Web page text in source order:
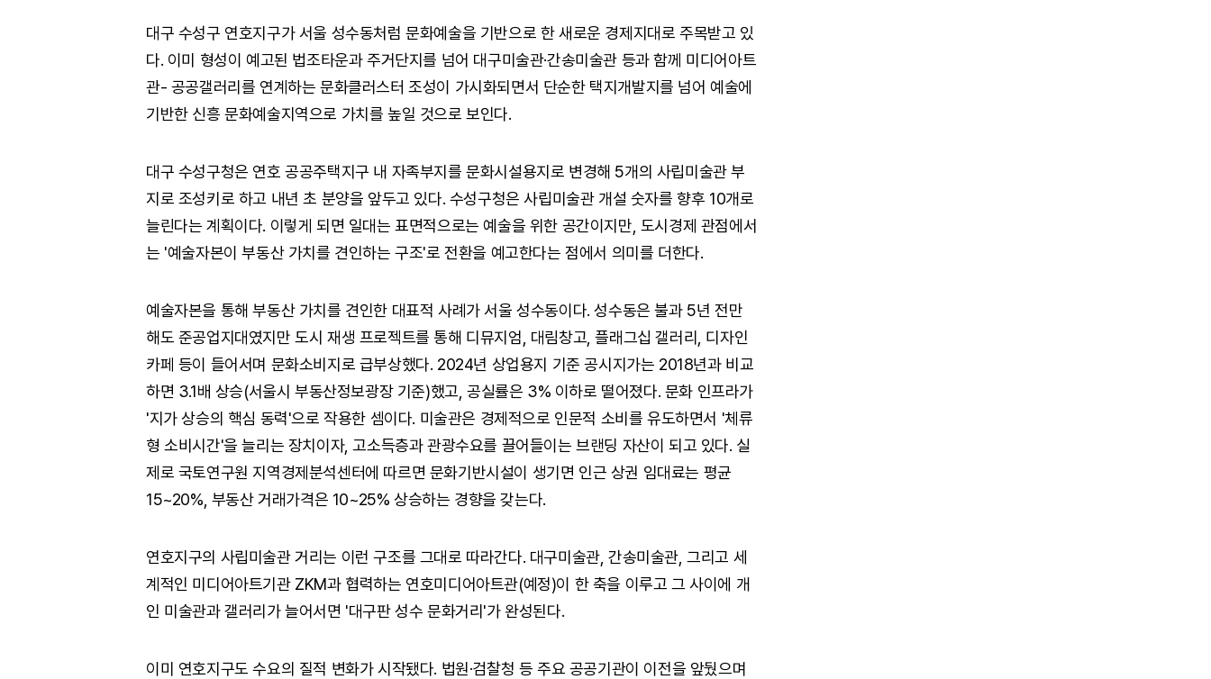
대구 수성구 연호지구가 서울 성수동처럼 문화예술을 기반으로 한 새로운 경제지대로 주목받고 있
다. 이미 형성이 예고된 법조타운과 주거단지를 넘어 대구미술관·간송미술관 등과 함께 미디어아트
관- 공공갤러리를 연계하는 문화클러스터 조성이 가시화되면서 단순한 택지개발지를 넘어 예술에
기반한 신흥 문화예술지역으로 가치를 높일 것으로 보인다.
대구 수성구청은 연호 공공주택지구 내 자족부지를 문화시설용지로 변경해 5개의 사립미술관 부
지로 조성키로 하고 내년 초 분양을 앞두고 있다. 수성구청은 사립미술관 개설 숫자를 향후 10개로
늘린다는 계획이다. 이렇게 되면 일대는 표면적으로는 예술을 위한 공간이지만, 도시경제 관점에서
는 '예술자본이 부동산 가치를 견인하는 구조'로 전환을 예고한다는 점에서 의미를 더한다.
예술자본을 통해 부동산 가치를 견인한 대표적 사례가 서울 성수동이다. 성수동은 불과 5년 전만
해도 준공업지대였지만 도시 재생 프로젝트를 통해 디뮤지엄, 대림창고, 플래그십 갤러리, 디자인
카페 등이 들어서며 문화소비지로 급부상했다. 2024년 상업용지 기준 공시지가는 2018년과 비교
하면 3.1배 상승(서울시 부동산정보광장 기준)했고, 공실률은 3% 이하로 떨어졌다. 문화 인프라가
'지가 상승의 핵심 동력'으로 작용한 셈이다. 미술관은 경제적으로 인문적 소비를 유도하면서 '체류
형 소비시간'을 늘리는 장치이자, 고소득층과 관광수요를 끌어들이는 브랜딩 자산이 되고 있다. 실
제로 국토연구원 지역경제분석센터에 따르면 문화기반시설이 생기면 인근 상권 임대료는 평균
15~20%, 부동산 거래가격은 10~25% 상승하는 경향을 갖는다.
연호지구의 사립미술관 거리는 이런 구조를 그대로 따라간다. 대구미술관, 간송미술관, 그리고 세
계적인 미디어아트기관 ZKM과 협력하는 연호미디어아트관(예정)이 한 축을 이루고 그 사이에 개
인 미술관과 갤러리가 늘어서면 '대구판 성수 문화거리'가 완성된다.
이미 연호지구도 수요의 질적 변화가 시작됐다. 법원·검찰청 등 주요 공공기관이 이전을 앞뒀으며